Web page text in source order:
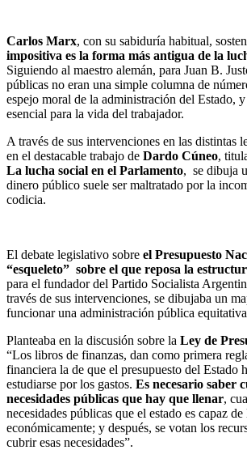
Carlos Marx, con su sabiduría habitual,
impositiva es la forma más antigua de la
Siguiendo al maestro alemán, para Juan B.
públicas no eran una simple columna de
espejo moral de la administración del Estado,
esencial para la vida del trabajador.
A través de sus intervenciones en las distintas
en el destacable trabajo de Dardo Cúneo,
La lucha social en el Parlamento, se dibuja
dinero público suele ser maltratado por la
codicia.
El debate legislativo sobre el Presupuesto
“esqueleto” sobre el que reposa la
para el fundador del Partido Socialista
través de sus intervenciones, se dibujaba un
funcionar una administración pública
Planteaba en la discusión sobre la Ley de
“Los libros de finanzas, dan como primera
financiera la de que el presupuesto del Estado
estudiarse por los gastos. Es necesario saber
necesidades públicas que hay que llenar,
necesidades públicas que el estado es capaz
económicamente; y después, se votan los
cubrir esas necesidades”.